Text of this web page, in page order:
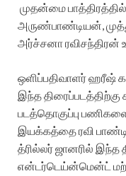
முதன்மை
அருண்பாண்டியன்,
அர்ச்சனா ரவிசந்திரன்
ஒளிப்பதிவாளர் ஹரீஷ்
இந்த திரைப்படத்திற்கு
படத்தொகுப்பு
இயக்கத்தை ரவி
த்ரில்லர் ஜானரில்
என்டர்டெய்ன்மென்ட்